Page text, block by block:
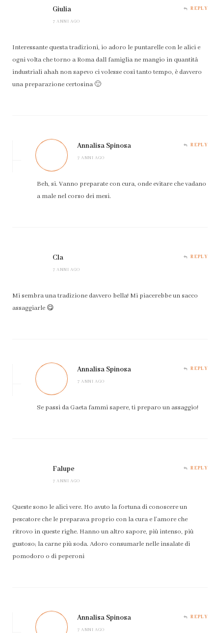
Giulia
7 ANNI AGO
REPLY
Interessante questa tradizioni, io adoro le puntarelle con le alici e
ogni volta che torno a Roma dall famiglia ne mangio in quantità
industriali ahah non sapevo ci volesse così tanto tempo, è davvero
una preparazione certosina 🙂
Annalisa Spinosa
7 ANNI AGO
REPLY
Beh, si. Vanno preparate con cura, onde evitare che vadano
a male nel corso dei mesi.
Cla
7 ANNI AGO
REPLY
Mi sembra una tradizione davvero bella! Mi piacerebbe un sacco
assaggiarle 😋
Annalisa Spinosa
7 ANNI AGO
REPLY
Se passi da Gaeta fammi sapere, ti preparo un assaggio!
Falupe
7 ANNI AGO
REPLY
Queste sono le alici vere. Ho avuto la fortuna di conoscere un
pescatore che le preparava proprio con la cura e l’amore che
ritrovo in queste righe. Hanno un altro sapore, più intenso, più
gustoso; la carne più soda. Adoro consumarle nelle insalate di
pomodoro o di peperoni
Annalisa Spinosa
7 ANNI AGO
REPLY